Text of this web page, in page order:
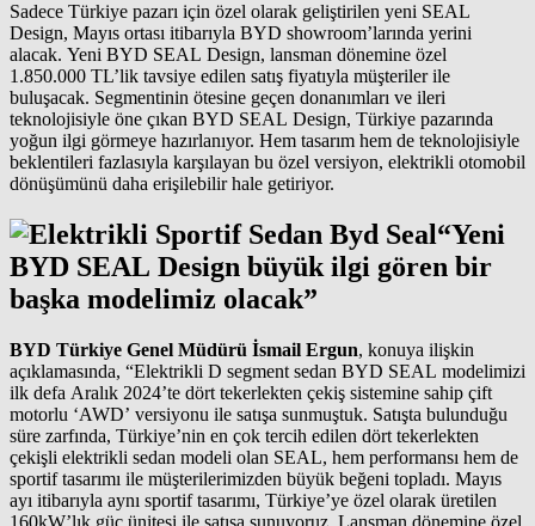
Sadece Türkiye pazarı için özel olarak geliştirilen yeni SEAL
Design, Mayıs ortası itibarıyla BYD showroom’larında yerini
alacak. Yeni BYD SEAL Design, lansman dönemine özel
1.850.000 TL’lik tavsiye edilen satış fiyatıyla müşteriler ile
buluşacak. Segmentinin ötesine geçen donanımları ve ileri
teknolojisiyle öne çıkan BYD SEAL Design, Türkiye pazarında
yoğun ilgi görmeye hazırlanıyor. Hem tasarım hem de teknolojisiyle
beklentileri fazlasıyla karşılayan bu özel versiyon, elektrikli otomobil
dönüşümünü daha erişilebilir hale getiriyor.
“Yeni
BYD SEAL Design büyük ilgi gören bir
başka modelimiz olacak”
BYD Türkiye Genel Müdürü İsmail Ergun, konuya ilişkin
açıklamasında, “Elektrikli D segment sedan BYD SEAL modelimizi
ilk defa Aralık 2024’te dört tekerlekten çekiş sistemine sahip çift
motorlu ‘AWD’ versiyonu ile satışa sunmuştuk. Satışta bulunduğu
süre zarfında, Türkiye’nin en çok tercih edilen dört tekerlekten
çekişli elektrikli sedan modeli olan SEAL, hem performansı hem de
sportif tasarımı ile müşterilerimizden büyük beğeni topladı. Mayıs
ayı itibarıyla aynı sportif tasarımı, Türkiye’ye özel olarak üretilen